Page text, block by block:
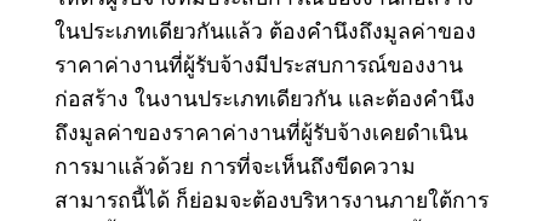
ในประเภทเดียวกันแล้ว ต้องคํานึงถึงมูลค่าของ
ราคาค่างานที่ผู้รับจ้างมีประสบการณ์ของงาน
ก่อสร้าง ในงานประเภทเดียวกัน และต้องคํานึง
ถึงมูลค่าของราคาค่างานที่ผู้รับจ้างเคยดําเนิน
การมาแล้วด้วย การที่จะเห็นถึงขีดความ
สามารถนี้ได้ ก็ย่อมจะต้องบริหารงานภายใต้การ